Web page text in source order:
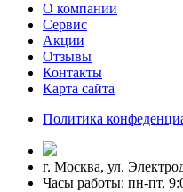
О компании
Сервис
Акции
Отзывы
Контакты
Карта сайта
Политика
г. Москва, ул.
Часы работы: пн-пт,